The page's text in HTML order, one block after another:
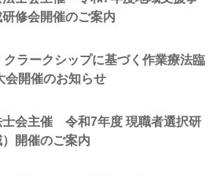
修会開催のご案内
ラークシップに基づく作業療法臨
会開催のお知らせ
士会主催 令和7年度 現職者選択研
開催のご案内